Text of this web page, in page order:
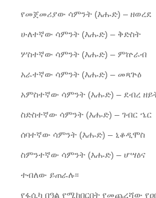
የመጀመሪያው ሳምንት (እሑድ) – ዘወረደ
ሁለተኛው ሳምንት (እሑድ) – ቅድስት
ሦስተኛው ሳምንት (እሑድ) – ምኵራብ
አራተኛው ሳምንት (እሑድ) – መጻጕዕ
አምስተኛው ሳምንት (እሑድ) – ደብረ
ስድስተኛው ሳምንት (እሑድ) – ገብር ኄር
ሰባተኛው ሳምንት (እሑድ) – ኒቆዲሞስ
ስምንተኛው ሳምንት (እሑድ) – ሆሣዕና
ተብለው ይጠራሉ፡፡
የፋሲካ በዓል የሚከበርበት የመጨረሻው